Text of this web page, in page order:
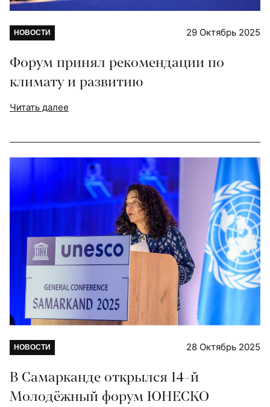
НОВОСТИ 29 Октябрь 2025
Форум принял рекомендации по
климату и развитию
Читать далее
НОВОСТИ 28 Октябрь 2025
В Самарканде открылся 14-й
Молодёжный форум ЮНЕСКО